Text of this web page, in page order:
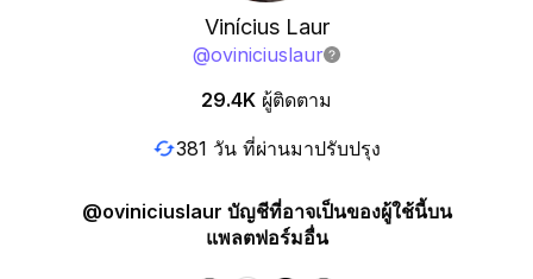
Vinícius Laur
@oviniciuslaur
29.4K ผู้ติดตาม
381 วัน ที่ผ่านมาปรับปรุง
@oviniciuslaur บัญชีที่อาจเป็นของผู้ใช้นี้บน
แพลตฟอร์มอื่น